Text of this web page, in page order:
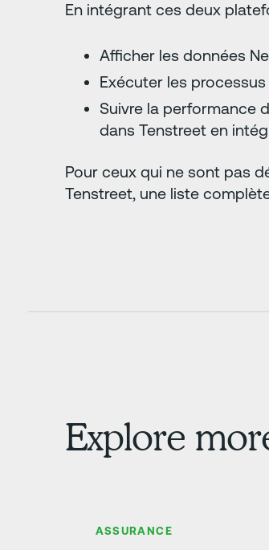
En intégrant ces deux
Afficher les données
Exécuter les
Suivre la performance
dans Tenstreet en
Pour ceux qui ne sont pas
Tenstreet, une liste
Explore
ASSURANCE